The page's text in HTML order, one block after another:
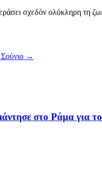
σχεδόν ολόκληρη τη
→
στο Ράμα για